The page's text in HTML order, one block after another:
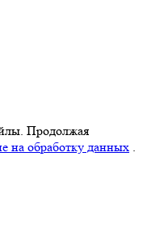
Продолжая
на обработку данных .